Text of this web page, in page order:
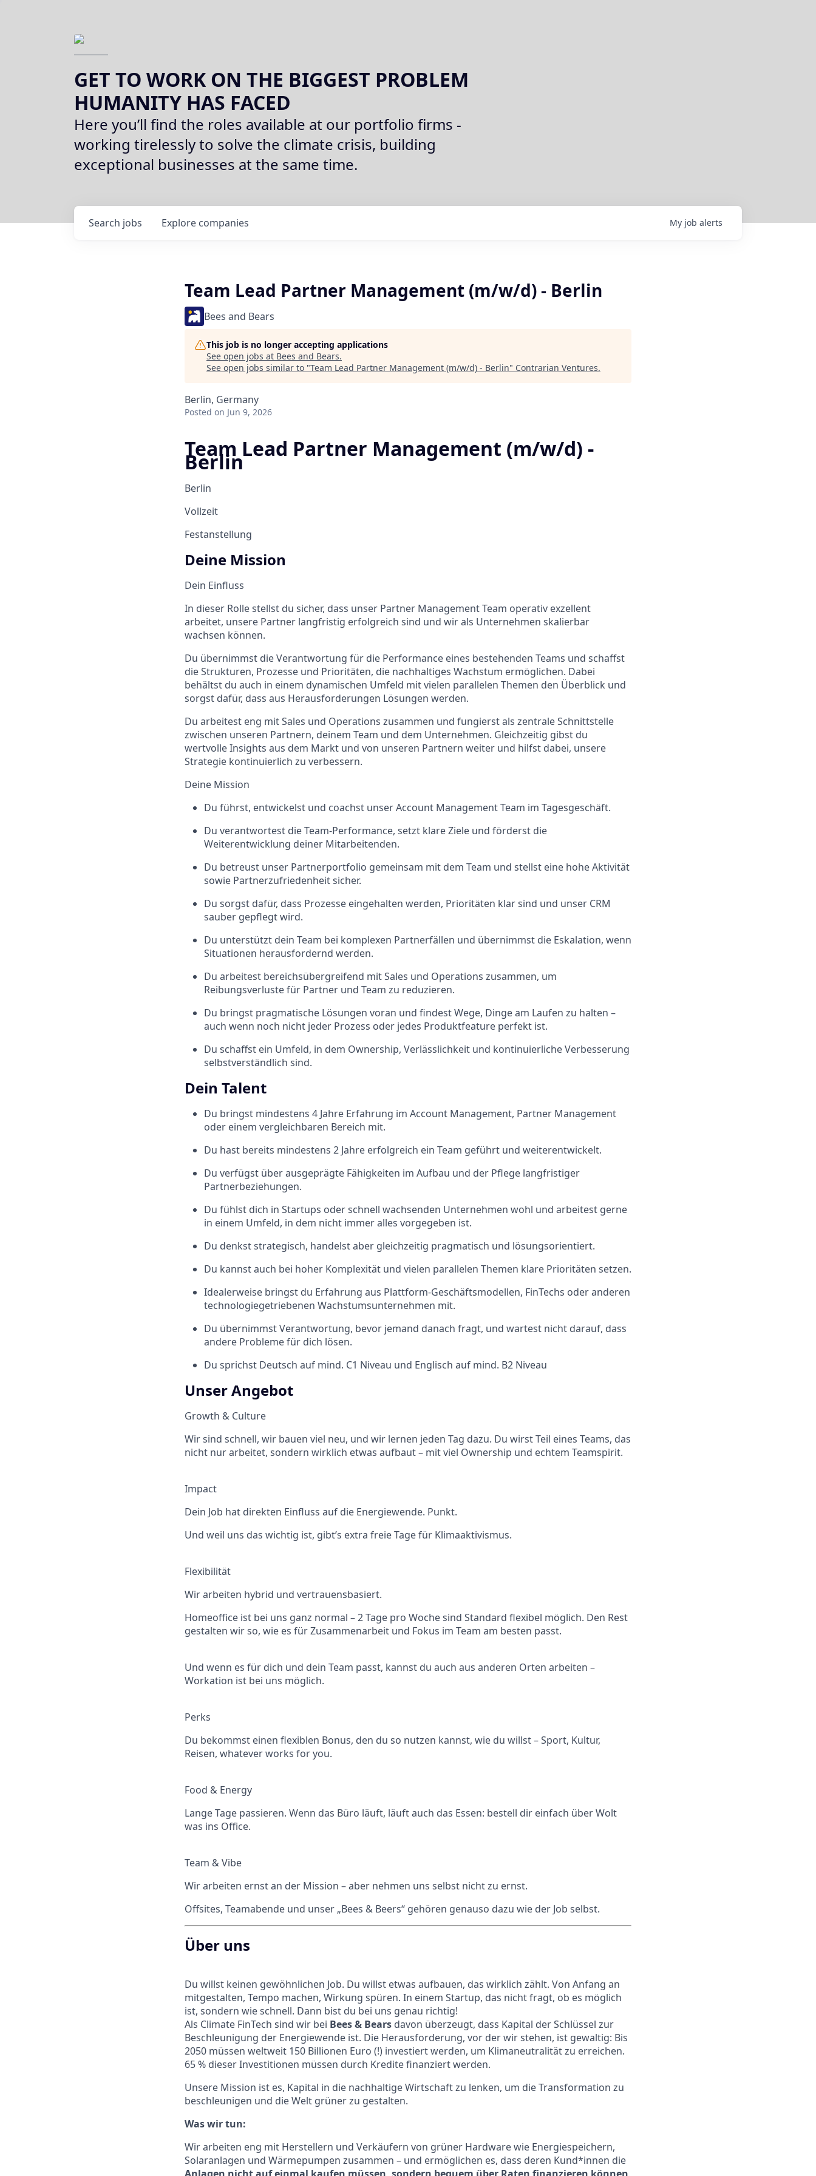
GET TO WORK ON THE BIGGEST PROBLEM
HUMANITY HAS FACED
Here you’ll find the roles available at our portfolio firms -
working tirelessly to solve the climate crisis, building
exceptional businesses at the same time.
Search jobs Explore companies My job alerts
Team Lead Partner Management (m/w/d) - Berlin
Bees and Bears
This job is no longer accepting applications
See open jobs at Bees and Bears.
See open jobs similar to "Team Lead Partner Management (m/w/d) - Berlin" Contrarian Ventures.
Berlin, Germany
Posted on Jun 9, 2026
Team Lead Partner Management (m/w/d) -
Berlin
Berlin
Vollzeit
Festanstellung
Deine Mission
Dein Einfluss
In dieser Rolle stellst du sicher, dass unser Partner Management Team operativ exzellent
arbeitet, unsere Partner langfristig erfolgreich sind und wir als Unternehmen skalierbar
wachsen können.
Du übernimmst die Verantwortung für die Performance eines bestehenden Teams und schaffst
die Strukturen, Prozesse und Prioritäten, die nachhaltiges Wachstum ermöglichen. Dabei
behältst du auch in einem dynamischen Umfeld mit vielen parallelen Themen den Überblick und
sorgst dafür, dass aus Herausforderungen Lösungen werden.
Du arbeitest eng mit Sales und Operations zusammen und fungierst als zentrale Schnittstelle
zwischen unseren Partnern, deinem Team und dem Unternehmen. Gleichzeitig gibst du
wertvolle Insights aus dem Markt und von unseren Partnern weiter und hilfst dabei, unsere
Strategie kontinuierlich zu verbessern.
Deine Mission
Du führst, entwickelst und coachst unser Account Management Team im Tagesgeschäft.
Du verantwortest die Team-Performance, setzt klare Ziele und förderst die
Weiterentwicklung deiner Mitarbeitenden.
Du betreust unser Partnerportfolio gemeinsam mit dem Team und stellst eine hohe Aktivität
sowie Partnerzufriedenheit sicher.
Du sorgst dafür, dass Prozesse eingehalten werden, Prioritäten klar sind und unser CRM
sauber gepflegt wird.
Du unterstützt dein Team bei komplexen Partnerfällen und übernimmst die Eskalation, wenn
Situationen herausfordernd werden.
Du arbeitest bereichsübergreifend mit Sales und Operations zusammen, um
Reibungsverluste für Partner und Team zu reduzieren.
Du bringst pragmatische Lösungen voran und findest Wege, Dinge am Laufen zu halten –
auch wenn noch nicht jeder Prozess oder jedes Produktfeature perfekt ist.
Du schaffst ein Umfeld, in dem Ownership, Verlässlichkeit und kontinuierliche Verbesserung
selbstverständlich sind.
Dein Talent
Du bringst mindestens 4 Jahre Erfahrung im Account Management, Partner Management
oder einem vergleichbaren Bereich mit.
Du hast bereits mindestens 2 Jahre erfolgreich ein Team geführt und weiterentwickelt.
Du verfügst über ausgeprägte Fähigkeiten im Aufbau und der Pflege langfristiger
Partnerbeziehungen.
Du fühlst dich in Startups oder schnell wachsenden Unternehmen wohl und arbeitest gerne
in einem Umfeld, in dem nicht immer alles vorgegeben ist.
Du denkst strategisch, handelst aber gleichzeitig pragmatisch und lösungsorientiert.
Du kannst auch bei hoher Komplexität und vielen parallelen Themen klare Prioritäten setzen.
Idealerweise bringst du Erfahrung aus Plattform-Geschäftsmodellen, FinTechs oder anderen
technologiegetriebenen Wachstumsunternehmen mit.
Du übernimmst Verantwortung, bevor jemand danach fragt, und wartest nicht darauf, dass
andere Probleme für dich lösen.
Du sprichst Deutsch auf mind. C1 Niveau und Englisch auf mind. B2 Niveau
Unser Angebot
Growth & Culture
Wir sind schnell, wir bauen viel neu, und wir lernen jeden Tag dazu. Du wirst Teil eines Teams, das
nicht nur arbeitet, sondern wirklich etwas aufbaut – mit viel Ownership und echtem Teamspirit.
Impact
Dein Job hat direkten Einfluss auf die Energiewende. Punkt.
Und weil uns das wichtig ist, gibt’s extra freie Tage für Klimaaktivismus.
Flexibilität
Wir arbeiten hybrid und vertrauensbasiert.
Homeoffice ist bei uns ganz normal – 2 Tage pro Woche sind Standard flexibel möglich. Den Rest
gestalten wir so, wie es für Zusammenarbeit und Fokus im Team am besten passt.
Und wenn es für dich und dein Team passt, kannst du auch aus anderen Orten arbeiten –
Workation ist bei uns möglich.
Perks
Du bekommst einen flexiblen Bonus, den du so nutzen kannst, wie du willst – Sport, Kultur,
Reisen, whatever works for you.
Food & Energy
Lange Tage passieren. Wenn das Büro läuft, läuft auch das Essen: bestell dir einfach über Wolt
was ins Office.
Team & Vibe
Wir arbeiten ernst an der Mission – aber nehmen uns selbst nicht zu ernst.
Offsites, Teamabende und unser „Bees & Beers“ gehören genauso dazu wie der Job selbst.
Über uns
Du willst keinen gewöhnlichen Job. Du willst etwas aufbauen, das wirklich zählt. Von Anfang an
mitgestalten, Tempo machen, Wirkung spüren. In einem Startup, das nicht fragt, ob es möglich
ist, sondern wie schnell. Dann bist du bei uns genau richtig!
Als Climate FinTech sind wir bei Bees & Bears davon überzeugt, dass Kapital der Schlüssel zur
Beschleunigung der Energiewende ist. Die Herausforderung, vor der wir stehen, ist gewaltig: Bis
2050 müssen weltweit 150 Billionen Euro (!) investiert werden, um Klimaneutralität zu erreichen.
65 % dieser Investitionen müssen durch Kredite finanziert werden.
Unsere Mission ist es, Kapital in die nachhaltige Wirtschaft zu lenken, um die Transformation zu
beschleunigen und die Welt grüner zu gestalten.
Was wir tun:
Wir arbeiten eng mit Herstellern und Verkäufern von grüner Hardware wie Energiespeichern,
Solaranlagen und Wärmepumpen zusammen – und ermöglichen es, dass deren Kund*innen die